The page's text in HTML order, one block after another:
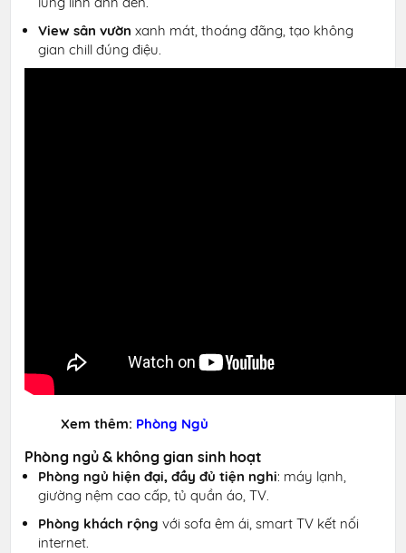
View sân vườn xanh mát, thoáng đãng, tạo không
gian chill đúng điệu.
Xem thêm: Phòng Ngủ
Phòng ngủ & không gian sinh hoạt
Phòng ngủ hiện đại, đầy đủ tiện nghi: máy lạnh,
giường nệm cao cấp, tủ quần áo, TV.
Phòng khách rộng với sofa êm ái, smart TV kết nối
internet.